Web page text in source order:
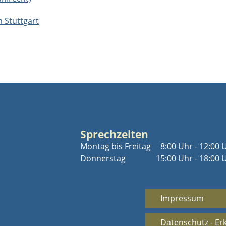
Stuttgart
Sprechzeiten
Montag bis Freitag
Donnerstag
8:00 Uhr - 12:00
15:00 Uhr - 18:00
Impressum
Datenschutz -